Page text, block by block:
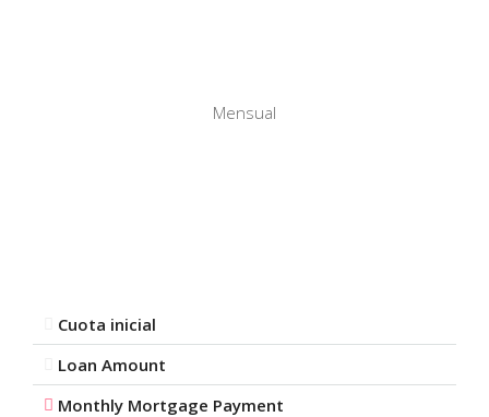
Mensual
Cuota inicial
Loan Amount
Monthly Mortgage Payment